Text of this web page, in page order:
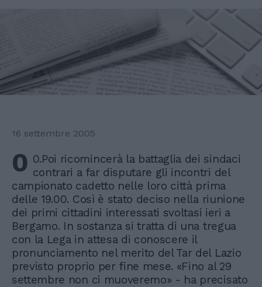
16 settembre 2005
0 0.Poi ricomincerà la battaglia dei sindaci
contrari a far disputare gli incontri del
campionato cadetto nelle loro città prima
delle 19.00. Così è stato deciso nella riunione
dei primi cittadini interessati svoltasi ieri a
Bergamo. In sostanza si tratta di una tregua
con la Lega in attesa di conoscere il
pronunciamento nel merito del Tar del Lazio
previsto proprio per fine mese. «Fino al 29
settembre non ci muoveremo» - ha precisato